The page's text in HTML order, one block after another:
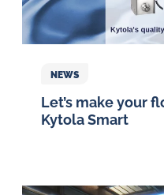
NEWS
Let’s make your
Kytola Smart